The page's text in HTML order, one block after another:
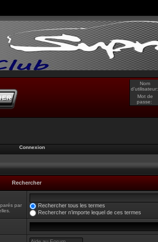
Nom
d’utilisateur:
Mot de
passe:
Connexion
Rechercher
par
Rechercher tous les termes
Rechercher n’importe lequel de ces termes